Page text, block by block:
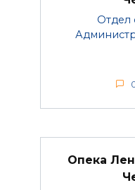
Отдел
Опека